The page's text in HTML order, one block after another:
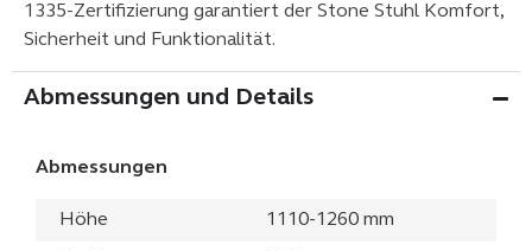
1335-Zertifizierung garantiert der Stone Stuhl Komfort,
Sicherheit und Funktionalität.
Abmessungen und Details
Abmessungen
Höhe 1110-1260 mm